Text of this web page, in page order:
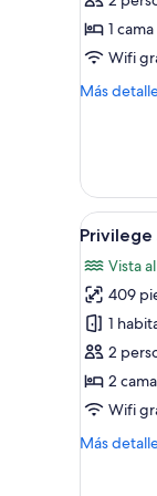
Maya
Deluxe
1
Wifi
Más
Más
Maya
Deluxe
Abrir
todas
las
fotos
de
Junior
Suite
View
5
Privilege
Vista
409
1
2
2
Wifi
Más
Más